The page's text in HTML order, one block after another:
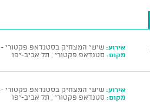
אירוע: שישי המצחיק בסטנדאפ פקטורי - 22:00
מקום: סטנדאפ פקטורי , תל אביב-יפו
אירוע: שישי המצחיק בסטנדאפ פקטורי - 00:15
מקום: סטנדאפ פקטורי , תל אביב-יפו